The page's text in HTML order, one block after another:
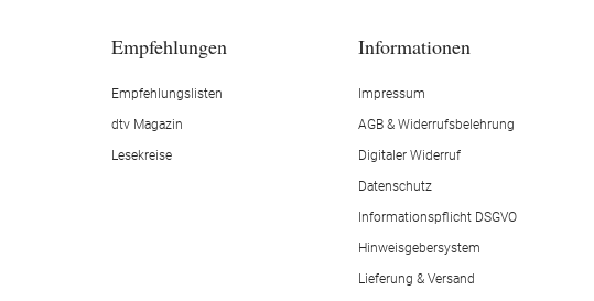
Empfehlungen
Empfehlungslisten
dtv Magazin
Lesekreise
Informationen
Impressum
AGB & Widerrufsbelehrung
Digitaler Widerruf
Datenschutz
Informationspflicht DSGVO
Hinweisgebersystem
Lieferung & Versand